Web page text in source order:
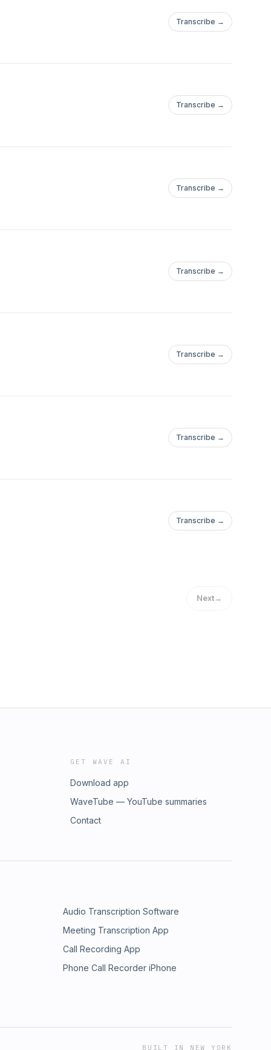
Transcribe →
Transcribe →
Transcribe →
Transcribe →
Transcribe →
Transcribe →
Transcribe →
Next→
GET WAVE AI
Download app
WaveTube — YouTube summaries
Contact
Audio Transcription Software
Meeting Transcription App
Call Recording App
Phone Call Recorder iPhone
BUILT IN NEW YORK